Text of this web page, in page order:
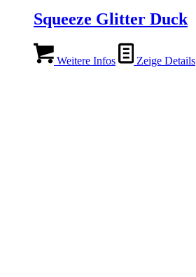
Squeeze Glitter Duck
Weitere Infos Zeige Details